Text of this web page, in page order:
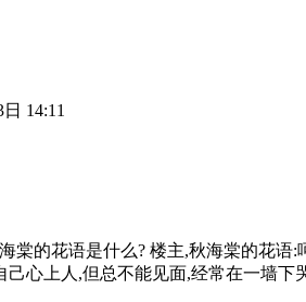
14:11
的花语是什么? 楼主,秋海棠的花语
心上人,但总不能见面,经常在一墙